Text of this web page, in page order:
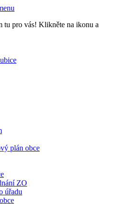
tu pro vás! Klikněte na ikonu a
plán obce
ZO
úřadu